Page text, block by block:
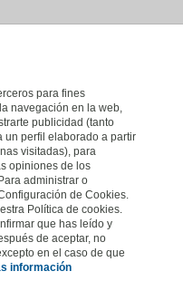
para fines
navegación en la web,
publicidad (tanto
un perfil elaborado a partir
visitadas), para
opiniones de los
administrar o
de Cookies.
Política de cookies.
que has leído y
de aceptar, no
en el caso de que
información